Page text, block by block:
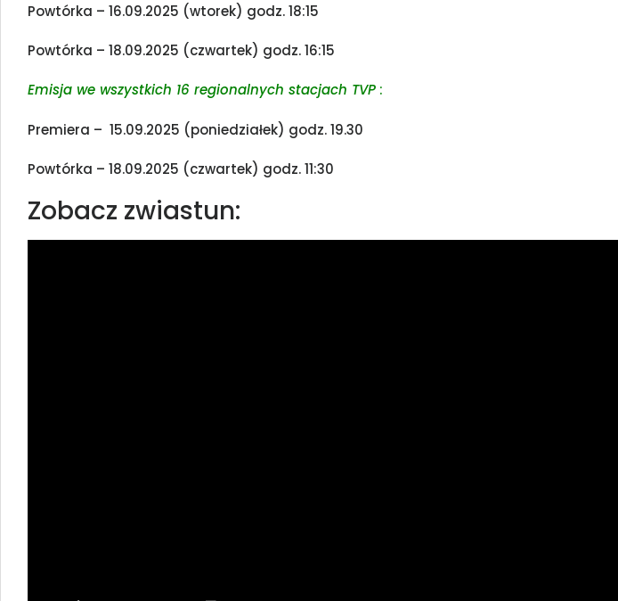
Powtórka – 16.09.2025 (wtorek) godz. 18:15
Powtórka – 18.09.2025 (czwartek) godz. 16:15
Emisja we wszystkich 16 regionalnych stacjach TVP :
Premiera – 15.09.2025 (poniedziałek) godz. 19.30
Powtórka – 18.09.2025 (czwartek) godz. 11:30
Zobacz zwiastun: